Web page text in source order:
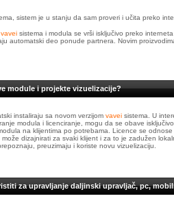
sistem je u stanju da sam proveri i učita preko
vavei sistema i modula se vrši isključivo preko
automatski deo ponude partnera. Novim
module i projekte vizuelizacije?
instaliraju sa novom verzijom vavei sistema. U
modula i licenciranje, mogu da se obave
na klijentima po potrebama. Licence se
može dizajnirati za svaki klijent i za to je zadužen
preuzimaju i koriste novu vizuelizaciju.
za upravljanje daljinski upravljač, pc,